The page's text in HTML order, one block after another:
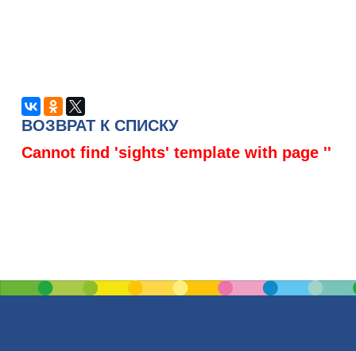
ВОЗВРАТ К СПИСКУ
Cannot find 'sights' template with page ''